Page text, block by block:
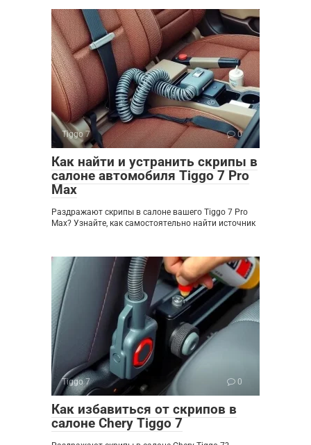
Tiggo 7 0
Как найти и устранить скрипы в
салоне автомобиля Tiggo 7 Pro
Max
Раздражают скрипы в салоне вашего Tiggo 7 Pro
Max? Узнайте, как самостоятельно найти источник
Tiggo 7 0
Как избавиться от скрипов в
салоне Chery Tiggo 7